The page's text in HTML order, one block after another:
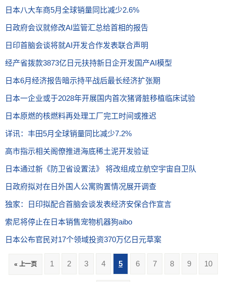
日本八大车商5月全球销量同比减少2.6%
日政府会议就修改AI监管汇总给首相的报告
日印首脑会谈将就AI开发合作发表联合声明
经产省拨款3873亿日元扶持新日企开发国产AI模型
日本6月经济报告暗示持平战后最长经济扩张期
日本一企业或于2028年开展国内首次猪肾脏移植临床试验
日本原燃的核燃料再处理工厂完工时间或推迟
详讯：丰田5月全球销量同比减少7.2%
高市指示相关阁僚推进海底稀土泥开发验证
日本通过新《防卫省设置法》 将改组成立航空宇宙自卫队
日政府拟对在日外国人公寓购置情况展开调查
独家：日印拟配合首脑会谈发表经济安保合作宣言
索尼将停止在日本销售宠物机器狗aibo
日本公布官民对17个领域投资370万亿日元草案
« 上一页 1 2 3 4 5 6 7 8 9 10